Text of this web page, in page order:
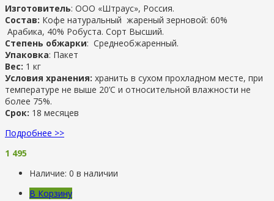
Изготовитель: ООО «Штраус», Россия.
Состав: Кофе натуральный жареный зерновой: 60%
Арабика, 40% Робуста. Сорт Высший.
Степень обжарки: Среднеобжаренный.
Упаковка: Пакет
Вес: 1 кг
Условия хранения: хранить в сухом прохладном месте, при
температуре не выше 20’С и относительной влажности не
более 75%.
Срок: 18 месяцев
Подробнее >>
1 495
Наличие: 0 в наличии
В Корзину